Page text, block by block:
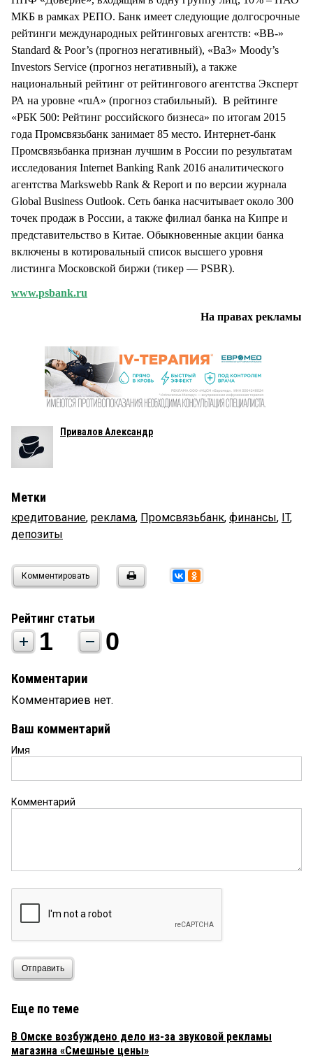
МКБ в рамках РЕПО. Банк имеет следующие долгосрочные
рейтинги международных рейтинговых агентств: «ВВ-»
Standard & Poor’s (прогноз негативный), «Ba3» Moody’s
Investors Service (прогноз негативный), а также
национальный рейтинг от рейтингового агентства Эксперт
РА на уровне «ruA» (прогноз стабильный). В рейтинге
«РБК 500: Рейтинг российского бизнеса» по итогам 2015
года Промсвязьбанк занимает 85 место. Интернет-банк
Промсвязьбанка признан лучшим в России по результатам
исследования Internet Banking Rank 2016 аналитического
агентства Markswebb Rank & Report и по версии журнала
Global Business Outlook. Сеть банка насчитывает около 300
точек продаж в России, а также филиал банка на Кипре и
представительство в Китае. Обыкновенные акции банка
включены в котировальный список высшего уровня
листинга Московской биржи (тикер — PSBR).
www.psbank.ru
На правах рекламы
Привалов Александр
Метки
кредитование, реклама, Промсвязьбанк, финансы, IT,
депозиты
Комментировать
Рейтинг статьи
1 0
Комментарии
Комментариев нет.
Ваш комментарий
Имя
Комментарий
Отправить
Еще по теме
В Омске возбуждено дело из-за звуковой рекламы
магазина «Смешные цены»